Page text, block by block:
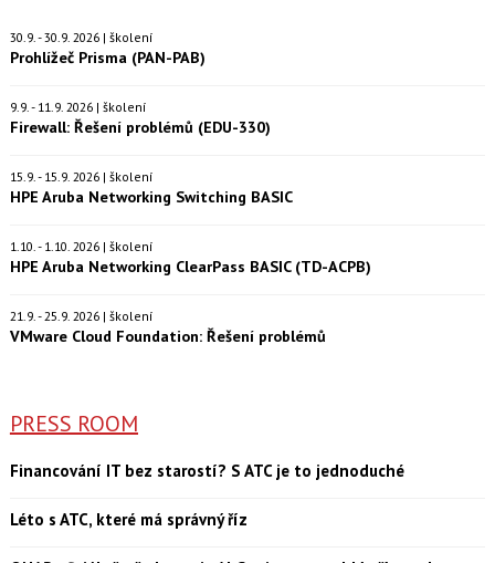
30.9. - 30.9. 2026 | školení
Prohlížeč Prisma (PAN-PAB)
9.9. - 11.9. 2026 | školení
Firewall: Řešení problémů (EDU-330)
15.9. - 15.9. 2026 | školení
HPE Aruba Networking Switching BASIC
1.10. - 1.10. 2026 | školení
HPE Aruba Networking ClearPass BASIC (TD-ACPB)
21.9. - 25.9. 2026 | školení
VMware Cloud Foundation: Řešení problémů
PRESS ROOM
Financování IT bez starostí? S ATC je to jednoduché
Léto s ATC, které má správný říz